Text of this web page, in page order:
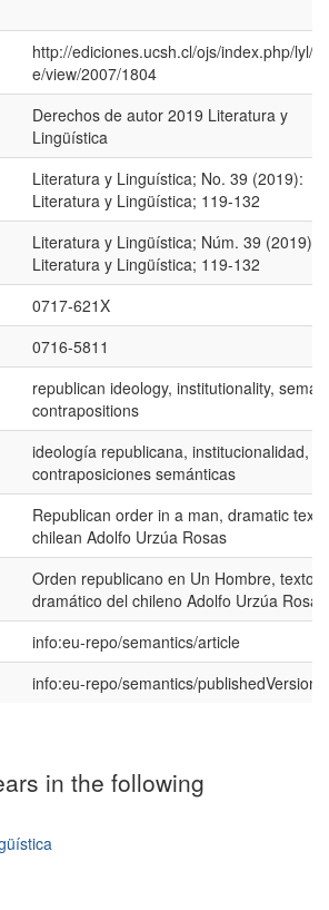
http://ediciones.ucsh.cl/ojs/index.php/lyl/
e/view/2007/1804
Derechos de autor 2019 Literatura y
Lingüística
Literatura y Linguí­stica; No. 39 (2019):
Literatura y Lingüística; 119-132
Literatura y Lingüística; Núm. 39 (2019):
Literatura y Lingüística; 119-132
0717-621X
0716-5811
republican ideology, institutionality,
contrapositions
ideologí­a republicana, institucionalidad,
contraposiciones semánticas
Republican order in a man, dramatic text
chilean Adolfo Urzúa Rosas
Orden republicano en Un Hombre, texto
dramático del chileno Adolfo Urzúa Rosas
info:eu-repo/semantics/article
info:eu-repo/semantics/publishedVersion
in the following